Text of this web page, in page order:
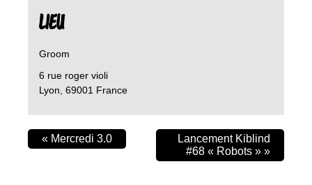
LIEU
Groom
6 rue roger violi
Lyon 69001 France
« Mercredi 3.0
Lancement Kiblind
#68 « Robots » »